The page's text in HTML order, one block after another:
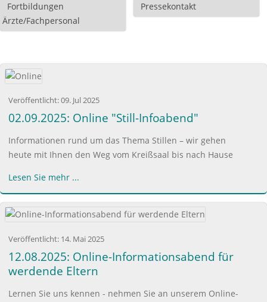
Fortbildungen
Ärzte/Fachpersonal
Pressekontakt
Veröffentlicht:09. Jul 2025
02.09.2025: Online "Still-Infoabend"
Informationen rund um das Thema Stillen – wir gehen
heute mit Ihnen den Weg vom Kreißsaal bis nach Hause
Lesen Sie mehr ...
Veröffentlicht: 14. Mai 2025
12.08.2025: Online-Informationsabend für
werdende Eltern
Lernen Sie uns kennen - nehmen Sie an unserem Online-